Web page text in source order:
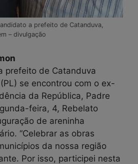
a prefeito de Catanduva,
– divulgação
prefeito de Catanduva
se encontrou com o ex-
da República, Padre
feira, 4, Rebelato
de areninha
“Celebrar as obras
da nossa região
Por isso, participei nesta